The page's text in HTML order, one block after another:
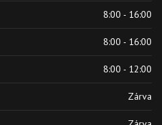
8:00 - 16:00
8:00 - 16:00
8:00 - 12:00
Zárva